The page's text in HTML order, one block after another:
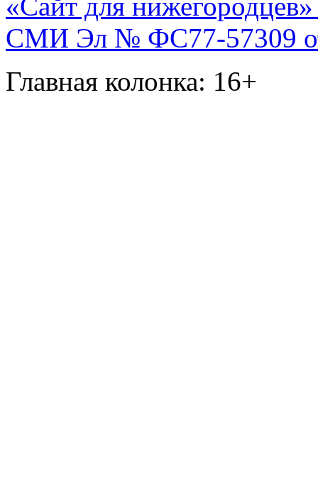
СМИ Эл № ФС77-57309
Главная колонка: 16+